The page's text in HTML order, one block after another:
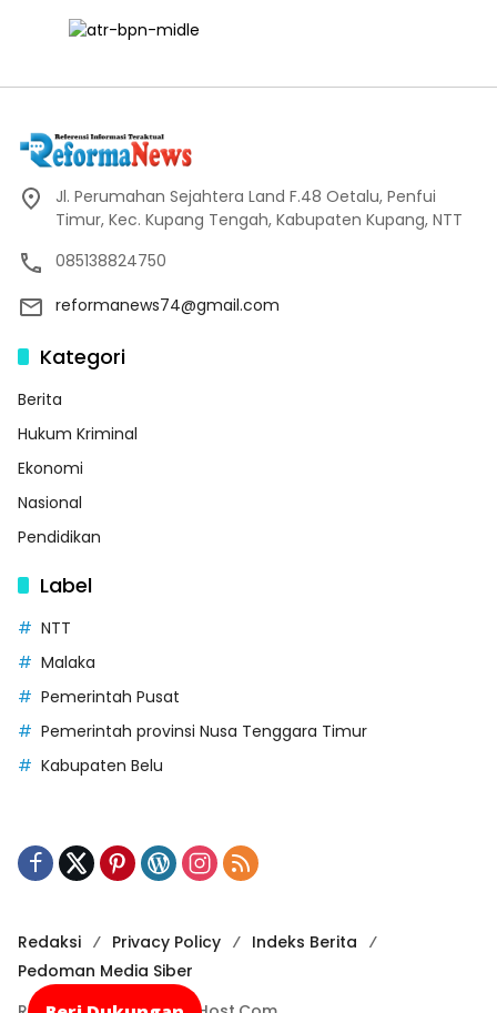
Jl. Perumahan Sejahtera Land F.48 Oetalu, Penfui
Timur, Kec. Kupang Tengah, Kabupaten Kupang, NTT
085138824750
reformanews74@gmail.com
Kategori
Berita
Hukum Kriminal
Ekonomi
Nasional
Pendidikan
Label
NTT
Malaka
Pemerintah Pusat
Pemerintah provinsi Nusa Tenggara Timur
Kabupaten Belu
Redaksi Privacy Policy
Indeks Berita
Pedoman Media Siber